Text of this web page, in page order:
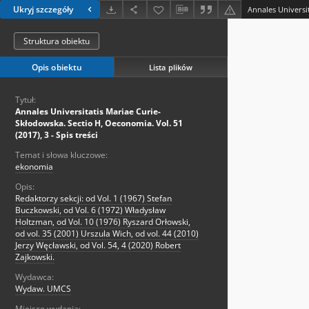
Ukryj szczegóły
Struktura obiektu
Opis obiektu Lista plików
Tytuł:
Annales Universitatis Mariae Curie-
Skłodowska. Sectio H, Oeconomia. Vol. 51
(2017), 3 - Spis treści
Temat i słowa kluczowe:
ekonomia
Opis:
Redaktorzy sekcji: od Vol. 1 (1967) Stefan
Buczkowski, od Vol. 6 (1972) Władysław
Holtzman, od Vol. 10 (1976) Ryszard Orłowski,
od vol. 35 (2001) Urszula Wich, od vol. 44 (2010)
Jerzy Węcławski, od Vol. 54, 4 (2020) Robert
Zajkowski.
Wydawca:
Wydaw. UMCS